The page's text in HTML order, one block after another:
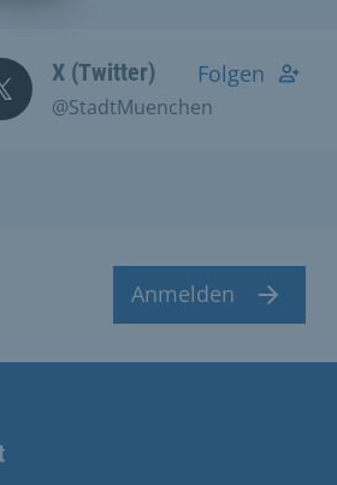
X (Twitter)
@StadtMuenchen
Folgen
Anmelden